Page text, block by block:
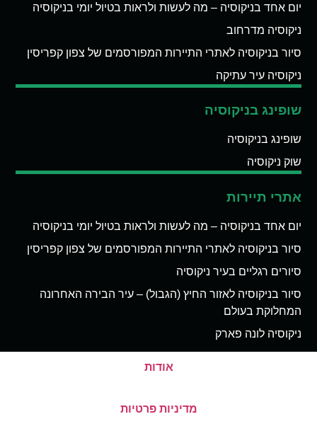
יום אחד בניקוסיה – מה לעשות ולראות בטיול יומי בניקוסיה
ניקוסיה מדרחוב
סיור בניקוסיה לאתרי התיירות המפורסמים של צפון קפריסין
ניקוסיה עיר עתיקה
שופינג בניקוסיה
שופינג בניקוסיה
שוק ניקוסיה
אתרי תיירות
יום אחד בניקוסיה – מה לעשות ולראות בטיול יומי בניקוסיה
סיור בניקוסיה לאתרי התיירות המפורסמים של צפון קפריסין
סיורים רגליים בעיר ניקוסיה
סיור בניקוסיה לאזור החיץ (הגבול) – עיר הבירה האחרונה
המחלוקת בעולם
ניקוסיה לונה פארק
אודות
מדיניות פרטיות